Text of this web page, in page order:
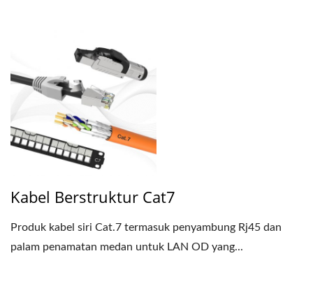
Kabel Berstruktur Cat7
Produk kabel siri Cat.7 termasuk penyambung Rj45 dan
palam penamatan medan untuk LAN OD yang...